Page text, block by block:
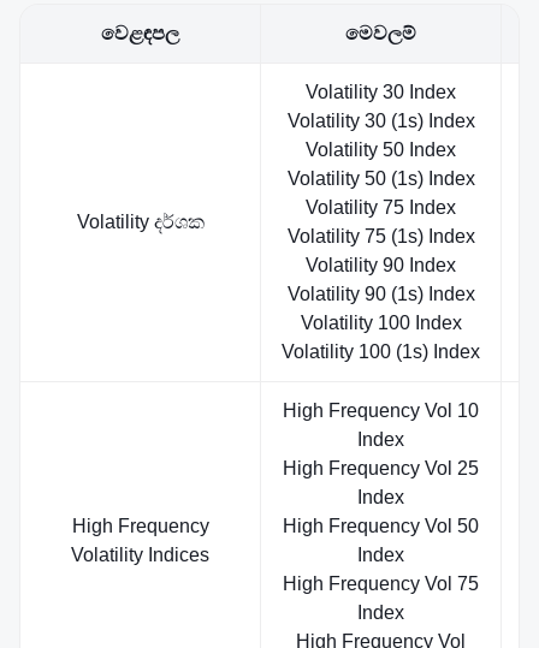
වෙළඳපල මෙවලම්
Volatility දර්ශක
Volatility 30 Index
Volatility 30 (1s) Index
Volatility 50 Index
Volatility 50 (1s) Index
Volatility 75 Index
Volatility 75 (1s) Index
Volatility 90 Index
Volatility 90 (1s) Index
Volatility 100 Index
Volatility 100 (1s) Index
High Frequency
Volatility Indices
High Frequency Vol 10
Index
High Frequency Vol 25
Index
High Frequency Vol 50
Index
High Frequency Vol 75
Index
High Frequency Vol